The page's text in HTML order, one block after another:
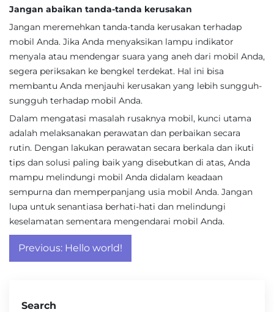
Jangan abaikan tanda-tanda kerusakan
Jangan meremehkan tanda-tanda kerusakan terhadap
mobil Anda. Jika Anda menyaksikan lampu indikator
menyala atau mendengar suara yang aneh dari mobil Anda,
segera periksakan ke bengkel terdekat. Hal ini bisa
membantu Anda menjauhi kerusakan yang lebih sungguh-
sungguh terhadap mobil Anda.
Dalam mengatasi masalah rusaknya mobil, kunci utama
adalah melaksanakan perawatan dan perbaikan secara
rutin. Dengan lakukan perawatan secara berkala dan ikuti
tips dan solusi paling baik yang disebutkan di atas, Anda
mampu melindungi mobil Anda didalam keadaan
sempurna dan memperpanjang usia mobil Anda. Jangan
lupa untuk senantiasa berhati-hati dan melindungi
keselamatan sementara mengendarai mobil Anda.
Post
navigation
Previous: Hello world!
Search